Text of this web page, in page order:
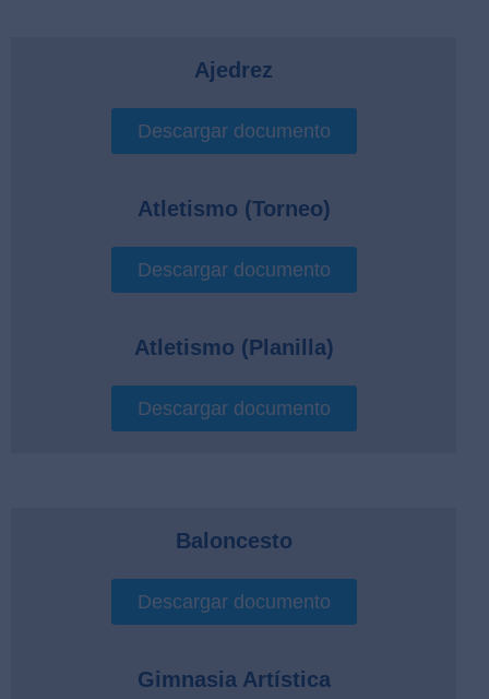
Ajedrez
Descargar documento
Atletismo (Torneo)
Descargar documento
Atletismo (Planilla)
Descargar documento
Baloncesto
Descargar documento
Gimnasia Artística